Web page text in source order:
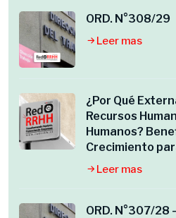
ORD. N°308/29
Leer mas
¿Por Qué
Recursos
Humanos?
Crecimiento
Leer mas
ORD. N°307/28